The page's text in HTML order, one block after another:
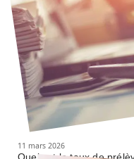
11 mars 2026